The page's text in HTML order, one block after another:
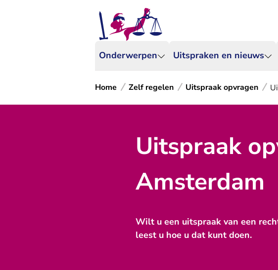
Onderwerpen Uitspraken en nieuws
Home Zelf regelen Uitspraak opvragen
Uitspraak
Amsterdam
Wilt u een uitspraak van een
leest u hoe u dat kunt doen.